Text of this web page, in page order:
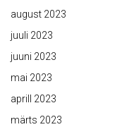
august 2023
juuli 2023
juuni 2023
mai 2023
aprill 2023
märts 2023